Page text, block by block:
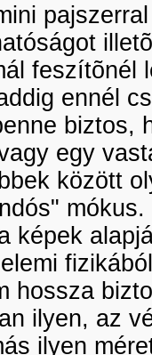
feszítõnél
ennél
biztos,
egy
között
mókus.
képek
hossza
ilyen, az
ilyen